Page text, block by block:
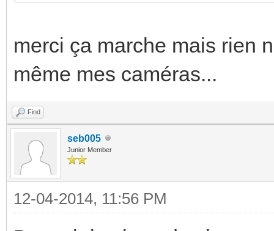
merci ça marche mais rien
même mes caméras...
Find
seb005
Junior Member
12-04-2014, 11:56 PM